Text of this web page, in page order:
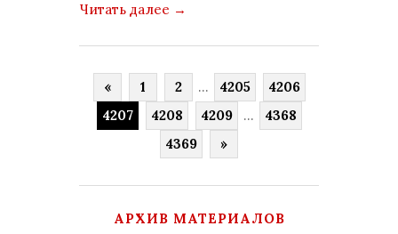
Читать далее →
« 1 2 ... 4205
4206
4207
4208 4209 ...
4368
4369
»
АРХИВ МАТЕРИАЛОВ